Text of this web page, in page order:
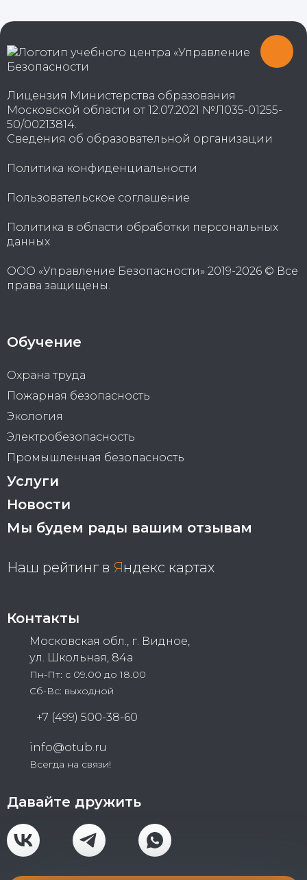
Лицензия Министерства образования
Московской области от 12.07.2021 №Л035-01255-
50/00213814.
Сведения об образовательной организации
Политика конфиденциальности
Пользовательское соглашение
Политика в области обработки персональных
данных
ООО «Управление Безопасности» 2019-2026 © Все
права защищены.
Обучение
Охрана труда
Пожарная безопасность
Экология
Электробезопасность
Промышленная безопасность
Услуги
Новости
Мы будем рады вашим отзывам
Наш рейтинг в Яндекс картах
Контакты
Московская обл., г. Видное,
ул. Школьная, 84а
Пн-Пт: с 09.00 до 18.00
Сб-Вс: выходной
+7 (499) 500-38-60
info@otub.ru
Всегда на связи!
Давайте дружить